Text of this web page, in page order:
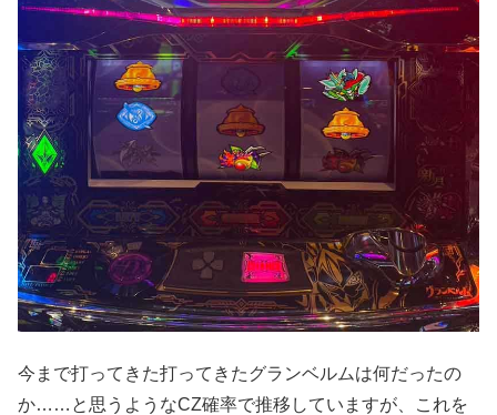
今まで打ってきた打ってきたグランベルムは何だったの
か……と思うようなCZ確率で推移していますが、これを